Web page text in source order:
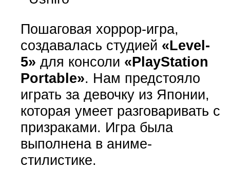
Пошаговая хоррор-игра,
создавалась студией «Level-
5» для консоли «PlayStation
Portable». Нам предстояло
играть за девочку из Японии,
которая умеет разговаривать с
призраками. Игра была
выполнена в аниме-
стилистике.